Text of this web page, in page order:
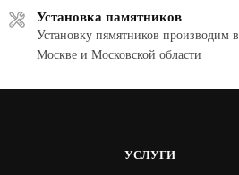
Установка памятников
Установку пямятников производим в
Москве и Московской области
УСЛУГИ